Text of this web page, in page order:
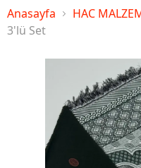
Anasayfa HAC
3'lü Set